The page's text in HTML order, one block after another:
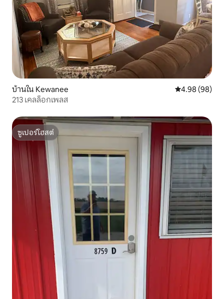
บ้านใน Kewanee คะแนนเฉลี่ย
4.98 (98)
213 เคลล็อกเพลส
ซูเปอร์โฮสต์
ซูเปอร์โฮสต์